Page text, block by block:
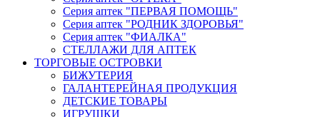
Серия аптек "ПЕРВАЯ ПОМОЩЬ"
Серия аптек "РОДНИК ЗДОРОВЬЯ"
Серия аптек "ФИАЛКА"
СТЕЛЛАЖИ ДЛЯ АПТЕК
ТОРГОВЫЕ ОСТРОВКИ
БИЖУТЕРИЯ
ГАЛАНТЕРЕЙНАЯ ПРОДУКЦИЯ
ДЕТСКИЕ ТОВАРЫ
ИГРУШКИ